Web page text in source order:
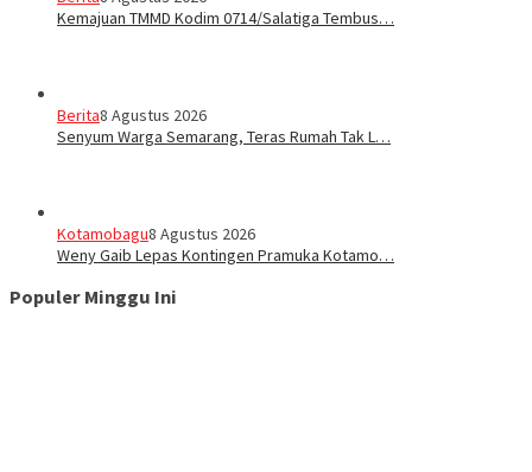
Kemajuan TMMD Kodim 0714/Salatiga Tembus…
Berita8 Agustus 2026
Senyum Warga Semarang, Teras Rumah Tak L…
Kotamobagu8 Agustus 2026
Weny Gaib Lepas Kontingen Pramuka Kotamo…
Populer Minggu Ini